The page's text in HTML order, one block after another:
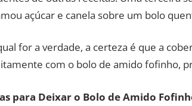
açúcar e canela sobre um bolo
for a verdade, a certeza é que a
com o bolo de amido fofinho,
para Deixar o Bolo de Amido